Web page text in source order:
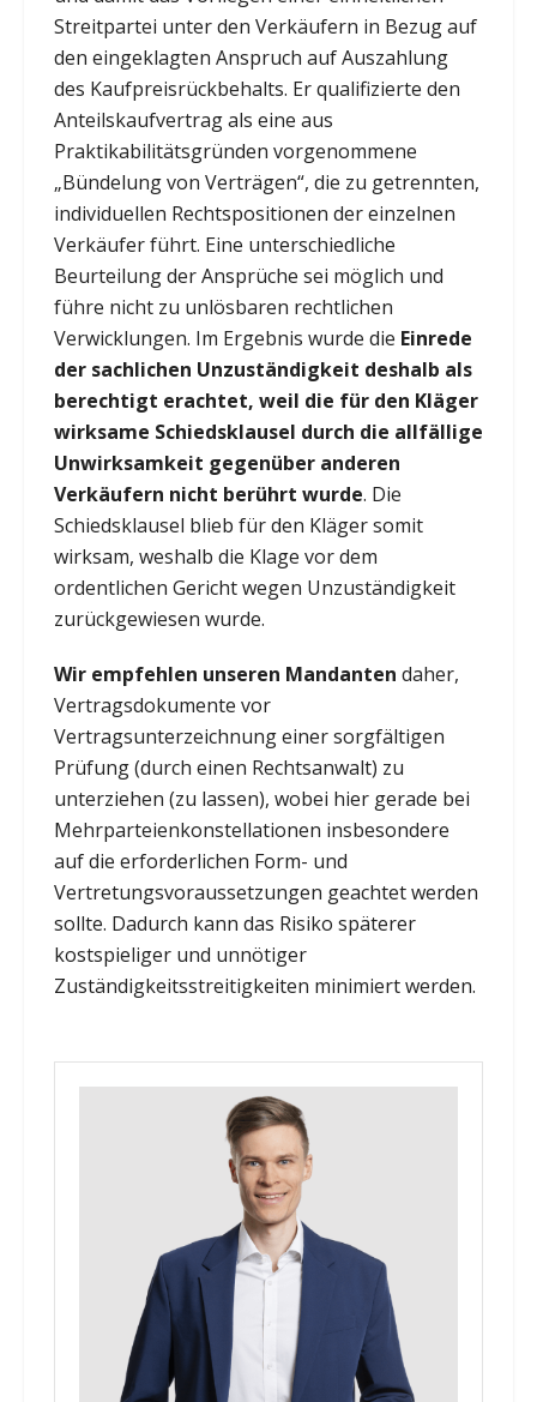
Streitpartei unter den Verkäufern in Bezug auf
den eingeklagten Anspruch auf Auszahlung
des Kaufpreisrückbehalts. Er qualifizierte den
Anteilskaufvertrag als eine aus
Praktikabilitätsgründen vorgenommene
„Bündelung von Verträgen“, die zu getrennten,
individuellen Rechtspositionen der einzelnen
Verkäufer führt. Eine unterschiedliche
Beurteilung der Ansprüche sei möglich und
führe nicht zu unlösbaren rechtlichen
Verwicklungen. Im Ergebnis wurde die Einrede
der sachlichen Unzuständigkeit deshalb als
berechtigt erachtet, weil die für den Kläger
wirksame Schiedsklausel durch die allfällige
Unwirksamkeit gegenüber anderen
Verkäufern nicht berührt wurde. Die
Schiedsklausel blieb für den Kläger somit
wirksam, weshalb die Klage vor dem
ordentlichen Gericht wegen Unzuständigkeit
zurückgewiesen wurde.
Wir empfehlen unseren Mandanten daher,
Vertragsdokumente vor
Vertragsunterzeichnung einer sorgfältigen
Prüfung (durch einen Rechtsanwalt) zu
unterziehen (zu lassen), wobei hier gerade bei
Mehrparteienkonstellationen insbesondere
auf die erforderlichen Form- und
Vertretungsvoraussetzungen geachtet werden
sollte. Dadurch kann das Risiko späterer
kostspieliger und unnötiger
Zuständigkeitsstreitigkeiten minimiert werden.